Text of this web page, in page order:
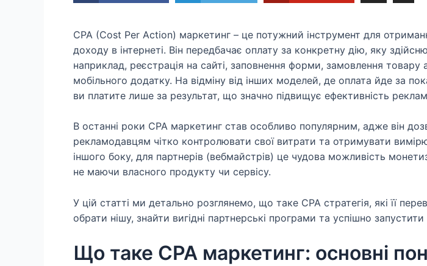
CPA (Cost Per Action) маркетинг – це потужний інструмент для
доходу в інтернеті. Він передбачає оплату за конкретну дію, яку
наприклад, реєстрація на сайті, заповнення форми, замовлення товару
мобільного додатку. На відміну від інших моделей, де оплата йде за
ви платите лише за результат, що значно підвищує ефективність
В останні роки CPA маркетинг став особливо популярним, адже він
рекламодавцям чітко контролювати свої витрати та отримувати
іншого боку, для партнерів (вебмайстрів) це чудова можливість
не маючи власного продукту чи сервісу.
У цій статті ми детально розглянемо, що таке CPA стратегія, які її
обрати нішу, знайти вигідні партнерські програми та успішно
Що таке CPA маркетинг: основні